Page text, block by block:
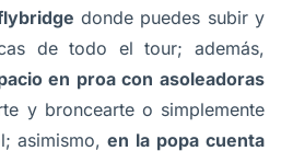
donde puedes subir y
de todo el tour; además,
en proa con asoleadoras
y broncearte o simplemente
asimismo, en la popa cuenta